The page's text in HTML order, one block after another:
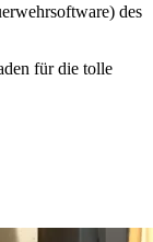
des
für die tolle